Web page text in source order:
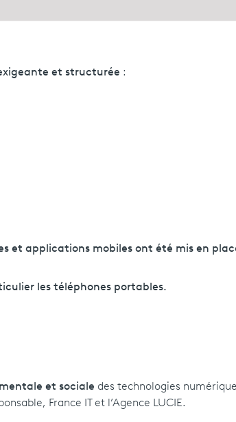
et structurée :
et applications mobiles ont été mis en
les téléphones portables.
et sociale des technologies
France IT et l’Agence LUCIE.